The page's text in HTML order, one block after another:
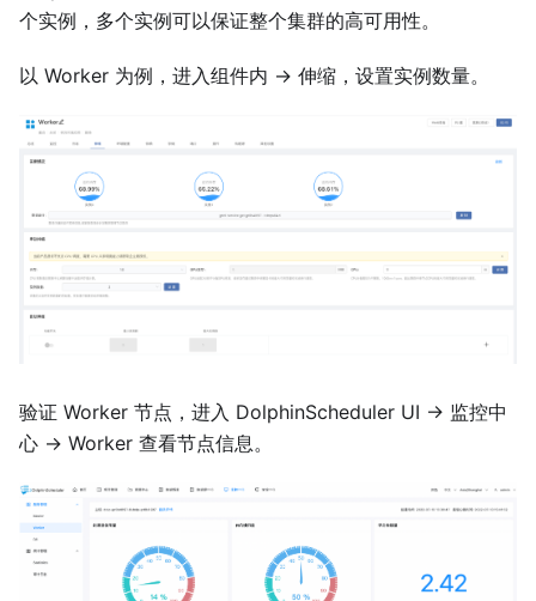
个实例，多个实例可以保证整个集群的高可用性。
以 Worker 为例，进入组件内 -> 伸缩，设置实例数量。
验证 Worker 节点，进入 DolphinScheduler UI -> 监控中
心 -> Worker 查看节点信息。